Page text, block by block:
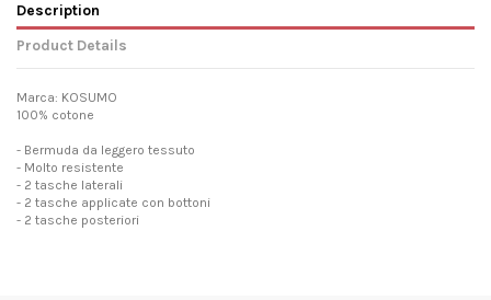
Description
Product Details
Marca: KOSUMO
100% cotone
- Bermuda da leggero tessuto
- Molto resistente
- 2 tasche laterali
- 2 tasche applicate con bottoni
- 2 tasche posteriori